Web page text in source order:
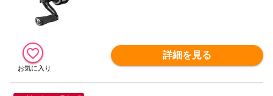
詳細を見る